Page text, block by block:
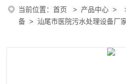
当前位置：首页 > 产品中心 >
备 > 汕尾市医院污水处理设备厂